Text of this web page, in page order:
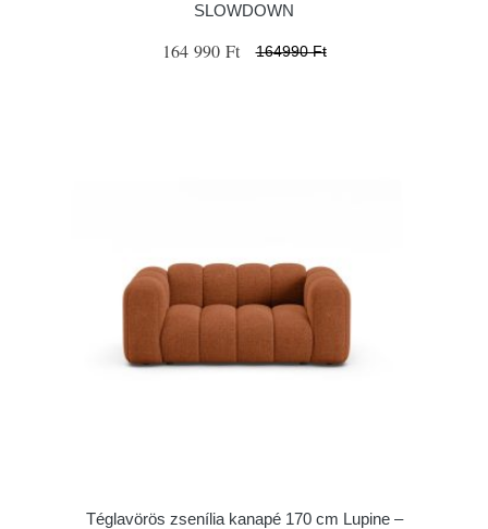
SLOWDOWN
164 990 Ft 164990 Ft
Téglavörös zsenília kanapé 170 cm Lupine –